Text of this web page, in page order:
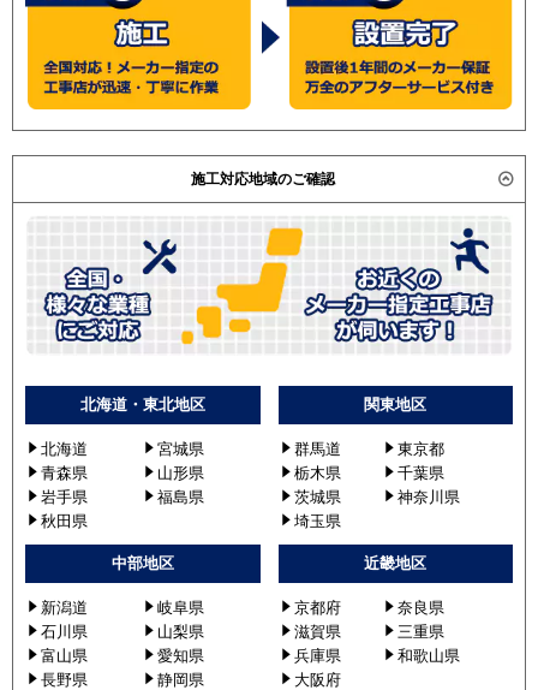
施工対応地域のご確認
北海道・東北地区
北海道
宮城県
青森県
山形県
岩手県
福島県
秋田県
関東地区
群馬道
東京都
栃木県
千葉県
茨城県
神奈川県
埼玉県
中部地区
新潟道
岐阜県
石川県
山梨県
富山県
愛知県
長野県
静岡県
近畿地区
京都府
奈良県
滋賀県
三重県
兵庫県
和歌山県
大阪府